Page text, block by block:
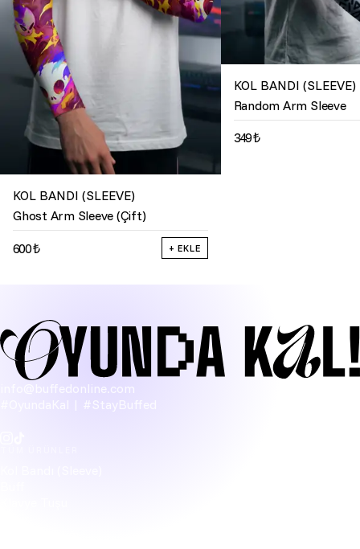
KOL BANDI (SLEEVE)
Ghost Arm Sleeve (Çift)
600 ₺ + EKLE
KOL BANDI (SLEEVE)
Random Arm Sleeve
349 ₺
info@buffedonline.com
#OyundaKal | #StayBuffed